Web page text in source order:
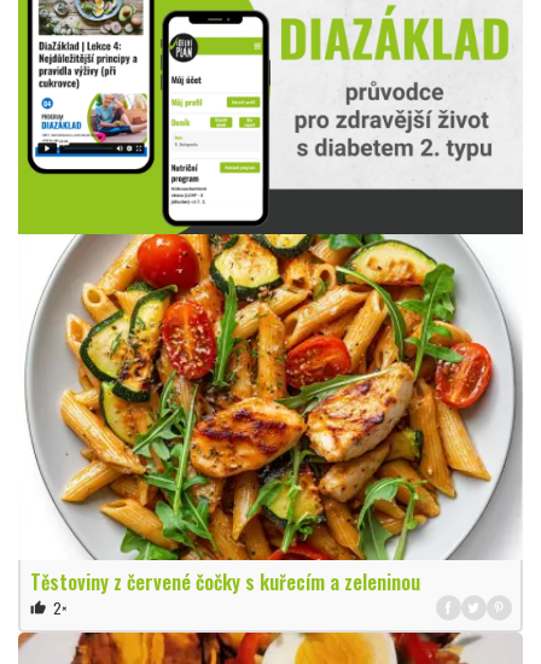
Těstoviny z červené čočky s kuřecím a zeleninou
thumb_up 2×